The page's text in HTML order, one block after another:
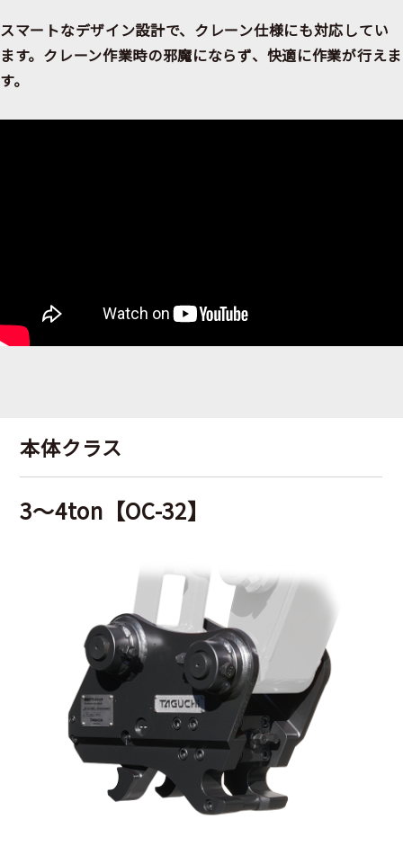
スマートなデザイン設計で、クレーン仕様にも対応してい
ます。クレーン作業時の邪魔にならず、快適に作業が行えま
す。
本体クラス
3～4ton【OC-32】